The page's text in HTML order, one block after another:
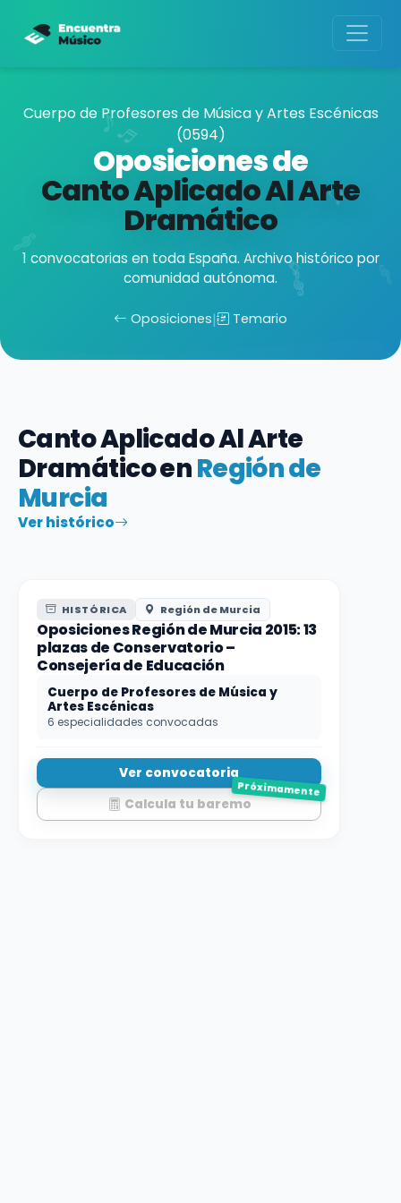
Cuerpo de Profesores de Música y Artes Escénicas
(0594)
Oposiciones de
Canto Aplicado Al Arte
Dramático
1 convocatorias en toda España. Archivo histórico por
comunidad autónoma.
Oposiciones| Temario
Canto Aplicado Al Arte
Dramático enRegión de
Murcia
Ver histórico
HISTÓRICA Región de Murcia
Oposiciones Región de Murcia 2015: 13
plazas de Conservatorio –
Consejería de Educación
Cuerpo de Profesores de Música y
Artes Escénicas
6 especialidades convocadas
Ver convocatoria
Calcula tu baremo
Próximamente